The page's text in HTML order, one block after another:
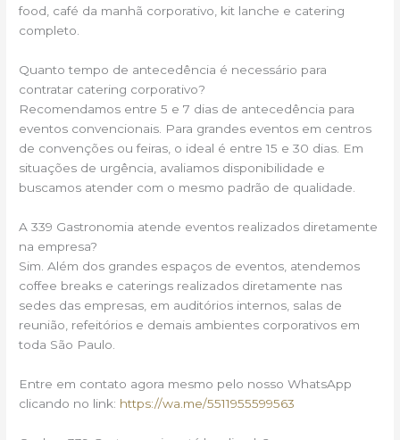
food, café da manhã corporativo, kit lanche e catering
completo.
Quanto tempo de antecedência é necessário para
contratar catering corporativo?
Recomendamos entre 5 e 7 dias de antecedência para
eventos convencionais. Para grandes eventos em centros
de convenções ou feiras, o ideal é entre 15 e 30 dias. Em
situações de urgência, avaliamos disponibilidade e
buscamos atender com o mesmo padrão de qualidade.
A 339 Gastronomia atende eventos realizados diretamente
na empresa?
Sim. Além dos grandes espaços de eventos, atendemos
coffee breaks e caterings realizados diretamente nas
sedes das empresas, em auditórios internos, salas de
reunião, refeitórios e demais ambientes corporativos em
toda São Paulo.
Entre em contato agora mesmo pelo nosso WhatsApp
clicando no link: https://wa.me/5511955599563